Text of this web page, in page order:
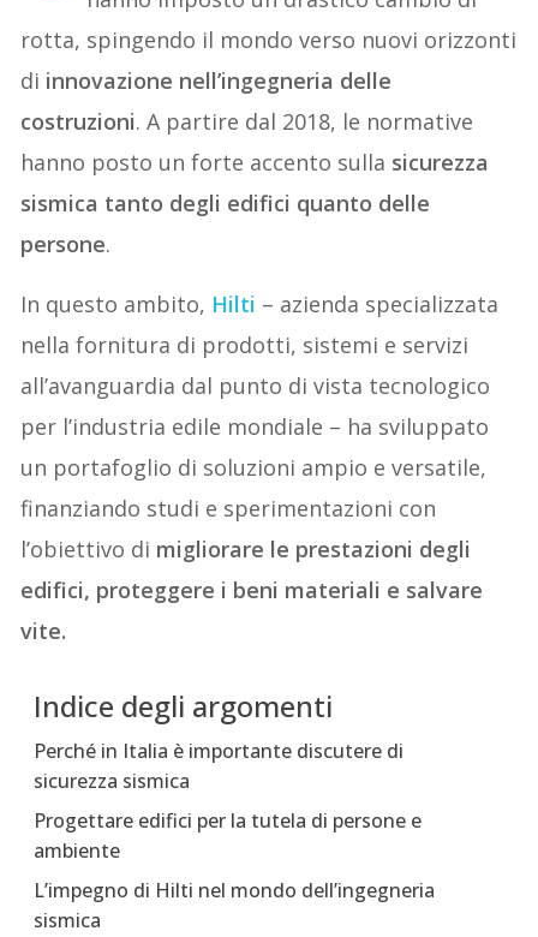
rotta, spingendo il mondo verso nuovi orizzonti
di innovazione nell’ingegneria delle
costruzioni. A partire dal 2018, le normative
hanno posto un forte accento sulla sicurezza
sismica tanto degli edifici quanto delle
persone.
In questo ambito, Hilti – azienda specializzata
nella fornitura di prodotti, sistemi e servizi
all’avanguardia dal punto di vista tecnologico
per l’industria edile mondiale – ha sviluppato
un portafoglio di soluzioni ampio e versatile,
finanziando studi e sperimentazioni con
l’obiettivo di migliorare le prestazioni degli
edifici, proteggere i beni materiali e salvare
vite.
Indice degli argomenti
Perché in Italia è importante discutere di
sicurezza sismica
Progettare edifici per la tutela di persone e
ambiente
L’impegno di Hilti nel mondo dell’ingegneria
sismica